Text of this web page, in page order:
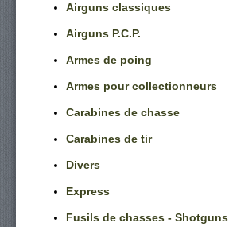
Airguns classiques
Airguns P.C.P.
Armes de poing
Armes pour collectionneurs
Carabines de chasse
Carabines de tir
Divers
Express
Fusils de chasses - Shotguns